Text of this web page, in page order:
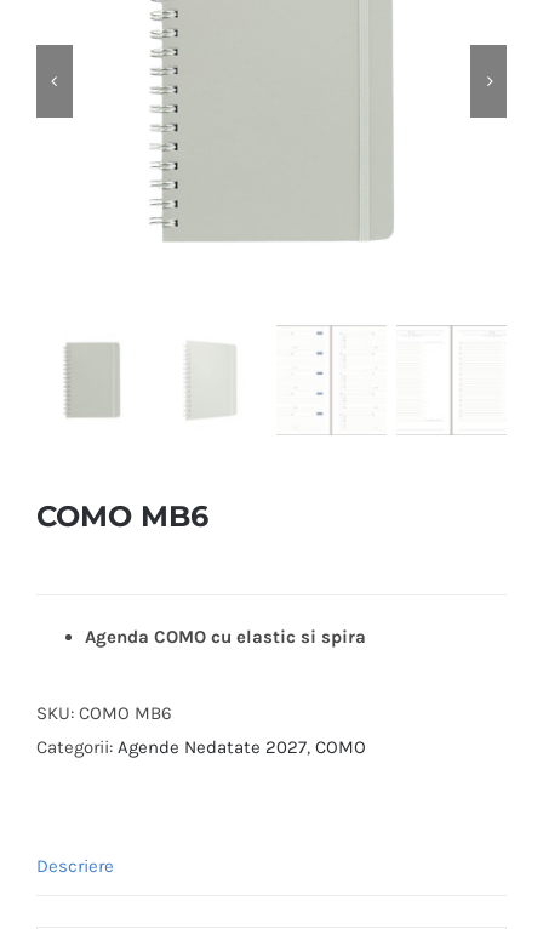
COMO MB6
Agenda COMO cu elastic si spira
SKU: COMO MB6
Categorii: Agende Nedatate 2027, COMO
Descriere